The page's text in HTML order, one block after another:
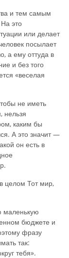
и тем самым
это
или делает
посылает
а ему оттуда в
и без того
«веселая
не иметь
нельзя
каким бы
А это значит —
он есть в
целом Тот мир,
маленькую
бюджете и
фразу
так:
тебя».